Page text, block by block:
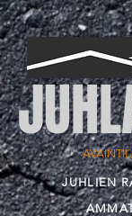
JUHLIEN